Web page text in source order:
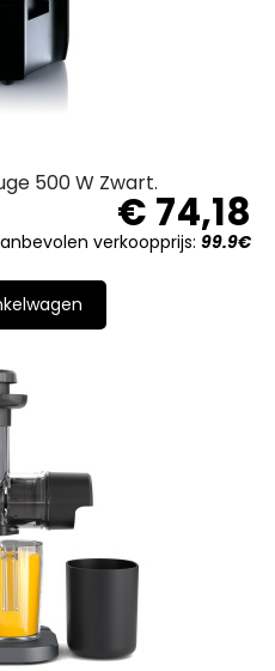
500 W Zwart.
€ 74,18
verkoopprijs: 99.9€